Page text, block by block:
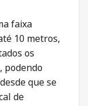
faixa
10 metros,
os
podendo
que se
de